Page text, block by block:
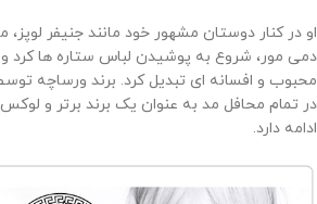
او در کنار دوستان مشهور خود مانند جنیفر لوپز،
دمی مور، شروع به پوشیدن لباس ستاره ها کرد و
محبوب و افسانه ای تبدیل کرد. برند ورساچه
در تمام محافل مد به عنوان یک برند برتر و
ادامه دارد.